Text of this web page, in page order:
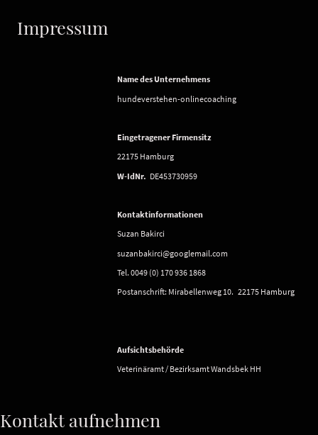
Impressum
Name des Unternehmens
hundeverstehen-onlinecoaching
Eingetragener Firmensitz
22175 Hamburg
W-IdNr. DE453730959
Kontaktinformationen
Suzan Bakirci
suzanbakirci@googlemail.com
Tel. 0049 (0) 170 936 1868
Postanschrift: Mirabellenweg 10. 22175 Hamburg
Aufsichtsbehörde
Veterinäramt / Bezirksamt Wandsbek HH
Kontakt aufnehmen